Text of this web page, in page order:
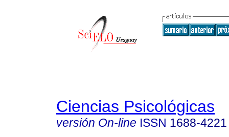
Ciencias Psicológicas
versión On-line ISSN 1688-4221